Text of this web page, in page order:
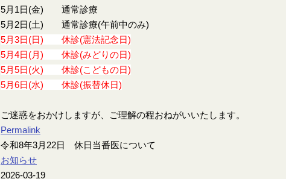
5月1日(金) 通常診療
5月2日(土) 通常診療(午前中のみ)
5月3日(日) 休診(憲法記念日)
5月4日(月) 休診(みどりの日)
5月5日(火) 休診(こどもの日)
5月6日(水) 休診(振替休日)
ご迷惑をおかけしますが、ご理解の程おねがいいたします。
Permalink
令和8年3月22日 休日当番医について
お知らせ
2026-03-19